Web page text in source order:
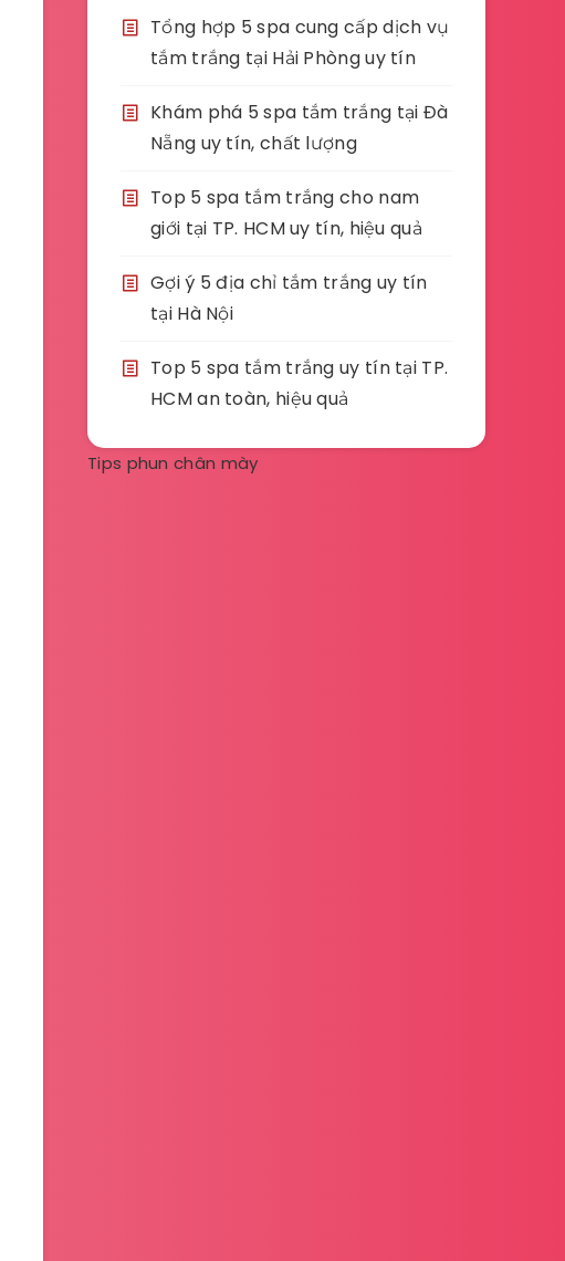
Tổng hợp 5 spa cung cấp dịch vụ
tắm trắng tại Hải Phòng uy tín
Khám phá 5 spa tắm trắng tại Đà
Nẵng uy tín, chất lượng
Top 5 spa tắm trắng cho nam
giới tại TP. HCM uy tín, hiệu quả
Gợi ý 5 địa chỉ tắm trắng uy tín
tại Hà Nội
Top 5 spa tắm trắng uy tín tại TP.
HCM an toàn, hiệu quả
Tips phun chân mày